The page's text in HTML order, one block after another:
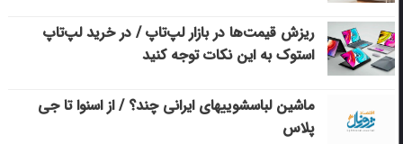
ریزش قیمت‌ها در بازار لپ‌تاپ / در خرید لپ‌تاپ
استوک به این نکات توجه کنید
ماشین لباسشویی‎های ایرانی چند؟ / از اسنوا تا جی
پلاس